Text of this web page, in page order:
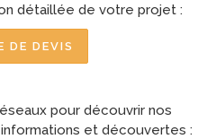
détaillée de votre projet :
DE DEVIS
pour découvrir nos
et découvertes :